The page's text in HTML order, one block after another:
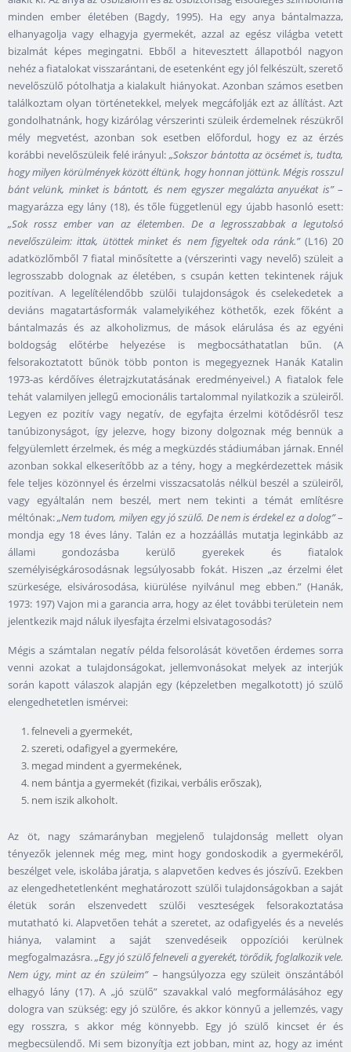
minden ember életében (Bagdy, 1995). Ha egy anya bántalmazza,
elhanyagolja vagy elhagyja gyermekét, azzal az egész világba vetett
bizalmát képes megingatni. Ebből a hitevesztett állapotból nagyon
nehéz a fiatalokat visszarántani, de esetenként egy jól felkészült, szerető
nevelőszülő pótolhatja a kialakult hiányokat. Azonban számos esetben
találkoztam olyan történetekkel, melyek megcáfolják ezt az állítást. Azt
gondolhatnánk, hogy kizárólag vérszerinti szüleik érdemelnek részükről
mély megvetést, azonban sok esetben előfordul, hogy ez az érzés
korábbi nevelőszüleik felé irányul:„Sokszor bántotta az öcsémet is, tudta,
hogy milyen körülmények között éltünk, hogy honnan jöttünk. Mégis rosszul
bánt velünk, minket is bántott, és nem egyszer megalázta anyuékat is” –
magyarázza egy lány (18), és tőle függetlenül egy újabb hasonló esett:
„Sok rossz ember van az életemben. De a legrosszabbak a legutolsó
nevelőszüleim: ittak, ütöttek minket és nem figyeltek oda ránk.”(L16) 20
adatközlőmből 7 fiatal minősítette a (vérszerinti vagy nevelő) szüleit a
legrosszabb dolognak az életében, s csupán ketten tekintenek rájuk
pozitívan. A legelítélendőbb szülői tulajdonságok és cselekedetek a
deviáns magatartásformák valamelyikéhez köthetők, ezek főként a
bántalmazás és az alkoholizmus, de mások elárulása és az egyéni
boldogság előtérbe helyezése is megbocsáthatatlan bűn. (A
felsorakoztatott bűnök több ponton is megegyeznek Hanák Katalin
1973-as kérdőíves életrajzkutatásának eredményeivel.) A fiatalok fele
tehát valamilyen jellegű emocionális tartalommal nyilatkozik a szüleiről.
Legyen ez pozitív vagy negatív, de egyfajta érzelmi kötődésről tesz
tanúbizonyságot, így jelezve, hogy bizony dolgoznak még bennük a
felgyülemlett érzelmek, és még a megküzdés stádiumában járnak. Ennél
azonban sokkal elkeserítőbb az a tény, hogy a megkérdezettek másik
fele teljes közönnyel és érzelmi visszacsatolás nélkül beszél a szüleiről,
vagy egyáltalán nem beszél, mert nem tekinti a témát említésre
méltónak:„Nem tudom, milyen egy jó szülő. De nem is érdekel ez a dolog”–
mondja egy 18 éves lány. Talán ez a hozzáállás mutatja leginkább az
állami gondozásba kerülő gyerekek és fiatalok
személyiségkárosodásnak legsúlyosabb fokát. Hiszen „az érzelmi élet
szürkesége, elsivárosodása, kiürülése nyilvánul meg ebben.” (Hanák,
1973: 197) Vajon mi a garancia arra, hogy az élet további területein nem
jelentkezik majd náluk ilyesfajta érzelmi elsivatagosodás?
Mégis a számtalan negatív példa felsorolását követően érdemes sorra
venni azokat a tulajdonságokat, jellemvonásokat melyek az interjúk
során kapott válaszok alapján egy (képzeletben megalkotott) jó szülő
elengedhetetlen ismérvei:
felneveli a gyermekét,
szereti, odafigyel a gyermekére,
megad mindent a gyermekének,
nem bántja a gyermekét (fizikai, verbális erőszak),
nem iszik alkoholt.
Az öt, nagy számarányban megjelenő tulajdonság mellett olyan
tényezők jelennek még meg, mint hogy gondoskodik a gyermekéről,
beszélget vele, iskolába járatja, s alapvetően kedves és jószívű. Ezekben
az elengedhetetlenként meghatározott szülői tulajdonságokban a saját
életük során elszenvedett szülői veszteségek felsorakoztatása
mutatható ki. Alapvetően tehát a szeretet, az odafigyelés és a nevelés
hiánya, valamint a saját szenvedéseik oppozíciói kerülnek
megfogalmazásra.„Egy jó szülő felneveli a gyerekét, törődik, foglalkozik vele.
Nem úgy, mint az én szüleim”– hangsúlyozza egy szüleit önszántából
elhagyó lány (17). A „jó szülő” szavakkal való megformálásához egy
dologra van szükség: egy jó szülőre, és akkor könnyű a jellemzés, vagy
egy rosszra, s akkor még könnyebb. Egy jó szülő kincset ér és
megbecsülendő. Mi sem bizonyítja ezt jobban, mint az, hogy az imént